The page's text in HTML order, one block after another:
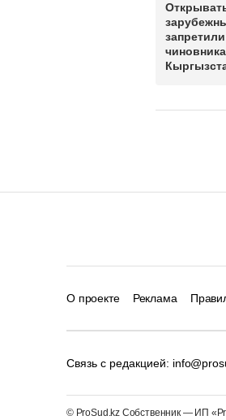
запретили
О проекте Реклама
Связь с редакцией:
© ProSud.kz Собственник — ИП